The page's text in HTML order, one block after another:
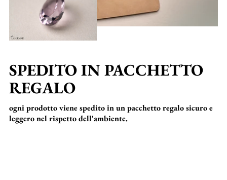
SPEDITO IN PACCHETTO
REGALO
ogni prodotto viene spedito in un pacchetto regalo sicuro e
leggero nel rispetto dell'ambiente.